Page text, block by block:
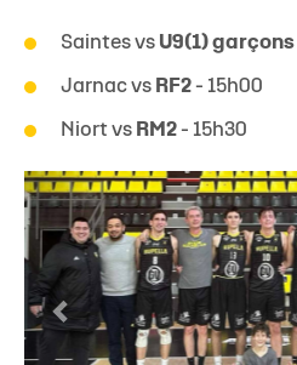
Saintes vs U9(1) garçons
Jarnac vs RF2 - 15h00
Niort vs RM2 - 15h30